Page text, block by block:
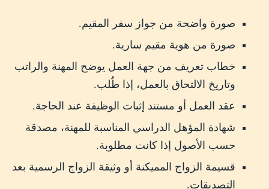
صورة واضحة من جواز سفر المقيم.
صورة من هوية مقيم سارية.
خطاب تعريف من جهة العمل يوضح المهنة والراتب
وتاريخ الالتحاق بالعمل، إذا طُلب.
عقد العمل أو مستند إثبات الوظيفة عند الحاجة.
شهادة المؤهل الدراسي المناسبة للمهنة، مصدقة
حسب الأصول إذا كانت مطلوبة.
قسيمة الزواج المميكنة أو وثيقة الزواج الرسمية بعد
التصديقات.